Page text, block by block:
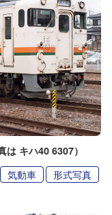
キハ40 6307）
気動車 形式写真